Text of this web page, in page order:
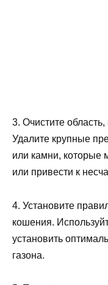
3. Очистите область,
Удалите крупные
или камни, которые
или привести к
4. Установите
кошения.
установить
газона.